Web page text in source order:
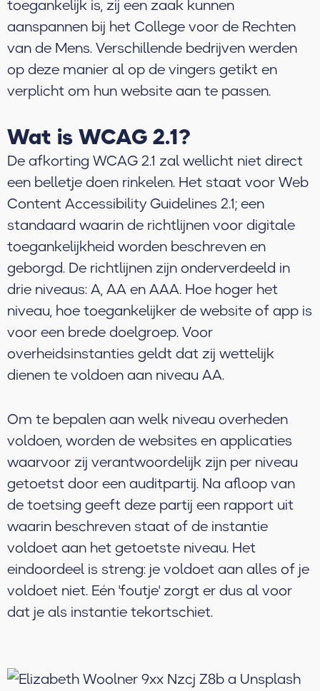
toegankelijk is, zij een zaak kunnen
aanspannen bij het College voor de Rechten
van de Mens. Verschillende bedrijven werden
op deze manier al op de vingers getikt en
verplicht om hun website aan te passen.
Wat is WCAG 2.1?
De afkorting WCAG 2.1 zal wellicht niet direct
een belletje doen rinkelen. Het staat voor Web
Content Accessibility Guidelines 2.1; een
standaard waarin de richtlijnen voor digitale
toegankelijkheid worden beschreven en
geborgd. De richtlijnen zijn onderverdeeld in
drie niveaus: A, AA en AAA. Hoe hoger het
niveau, hoe toegankelijker de website of app is
voor een brede doelgroep. Voor
overheidsinstanties geldt dat zij wettelijk
dienen te voldoen aan niveau AA.
Om te bepalen aan welk niveau overheden
voldoen, worden de websites en applicaties
waarvoor zij verantwoordelijk zijn per niveau
getoetst door een auditpartij. Na afloop van
de toetsing geeft deze partij een rapport uit
waarin beschreven staat of de instantie
voldoet aan het getoetste niveau. Het
eindoordeel is streng: je voldoet aan alles of je
voldoet niet. Eén 'foutje' zorgt er dus al voor
dat je als instantie tekortschiet.